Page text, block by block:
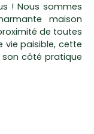
! Nous sommes
maison
de toutes
vie paisible, cette
côté pratique